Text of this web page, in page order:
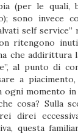
(per le quali,
sono invece
self
ritengono
che addirittura
al punto di
a
ogni momento in
cosa? Sulla
direi
questa